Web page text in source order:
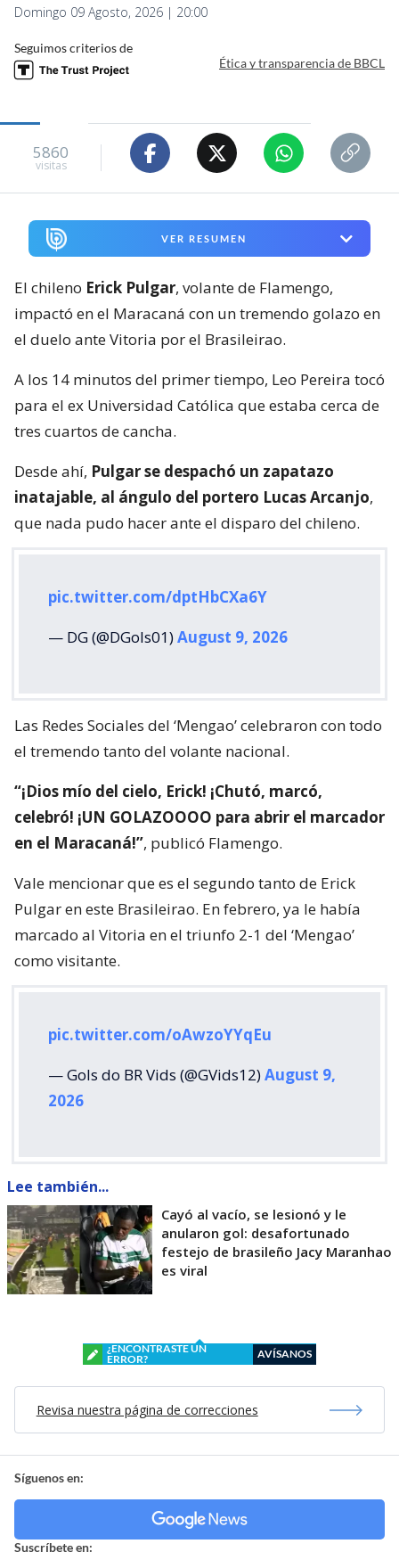
Domingo 09 Agosto, 2026 | 20:00
Seguimos criterios de
Ética y transparencia de BBCL
5860
visitas
VER RESUMEN
El chileno Erick Pulgar, volante de Flamengo,
impactó en el Maracaná con un tremendo golazo en
el duelo ante Vitoria por el Brasileirao.
A los 14 minutos del primer tiempo, Leo Pereira tocó
para el ex Universidad Católica que estaba cerca de
tres cuartos de cancha.
Desde ahí, Pulgar se despachó un zapatazo
inatajable, al ángulo del portero Lucas Arcanjo,
que nada pudo hacer ante el disparo del chileno.
pic.twitter.com/dptHbCXa6Y
— DG (@DGols01)August 9, 2026
Las Redes Sociales del ‘Mengao’ celebraron con todo
el tremendo tanto del volante nacional.
“¡Dios mío del cielo, Erick! ¡Chutó, marcó,
celebró! ¡UN GOLAZOOOO para abrir el marcador
en el Maracaná!”, publicó Flamengo.
Vale mencionar que es el segundo tanto de Erick
Pulgar en este Brasileirao. En febrero, ya le había
marcado al Vitoria en el triunfo 2-1 del ‘Mengao’
como visitante.
pic.twitter.com/oAwzoYYqEu
— Gols do BR Vids (@GVids12)August 9,
2026
Lee también...
Cayó al vacío, se lesionó y le
anularon gol: desafortunado
festejo de brasileño Jacy Maranhao
es viral
¿ENCONTRASTE UN
ERROR?
AVÍSANOS
Revisa nuestra página de correcciones
Síguenos en:
Suscríbete en: